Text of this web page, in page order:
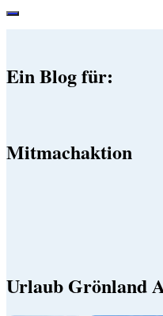
Ein Blog für:
Mitmachaktion
Urlaub Grönland